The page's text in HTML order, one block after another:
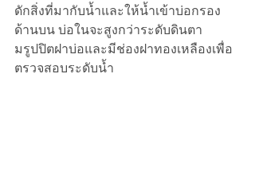
ดักสิ่งที่มากับน้ำและให้น้ำเข้าบ่อกรอง
ด้านบน บ่อในจะสูงกว่าระดับดินตา
มรูปปิตฝาบ่อและมีช่องฝาทองเหลืองเพื่อ
ตรวจสอบระดับน้ำ